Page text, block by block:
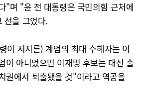
"며 "윤 전 대통령은 국민의힘 근처에
선을 그었다.
이 저지른) 계엄의 최대 수혜자는 이
이 아니었으면 이재명 후보는 대선 출
권에서 퇴출됐을 것"이라고 역공을